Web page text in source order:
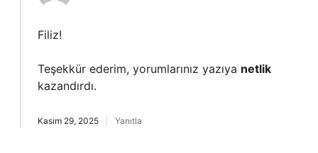
Filiz!
Teşekkür ederim, yorumlarınız yazıya netlik
kazandırdı.
Kasım 29, 2025 Yanıtla